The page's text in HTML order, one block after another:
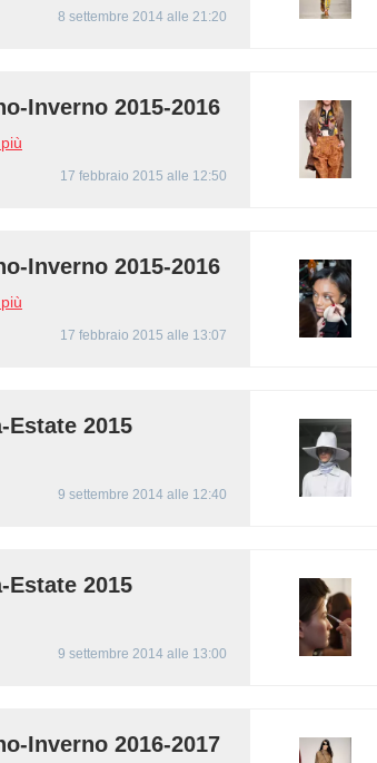
8 settembre 2014 alle 21:20
Inverno 2015-2016
17 febbraio 2015 alle 12:50
Inverno 2015-2016
17 febbraio 2015 alle 13:07
Estate 2015
9 settembre 2014 alle 12:40
Estate 2015
9 settembre 2014 alle 13:00
Inverno 2016-2017